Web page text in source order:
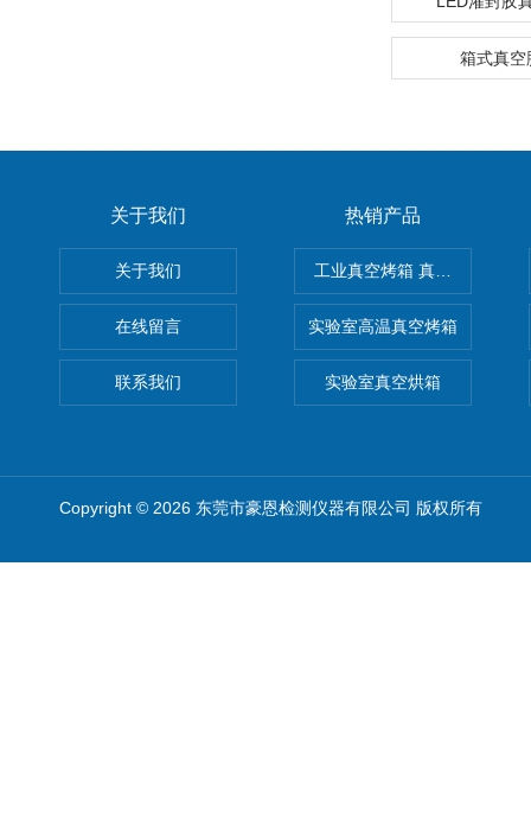
箱式真空
关于我们
关于我们
在线留言
联系我们
热销产品
工业真空烤箱 真空烘箱
实验室高温真空烤箱
实验室真空烘箱
Copyright © 2026 东莞市豪恩检测仪器有限公司 版权所有